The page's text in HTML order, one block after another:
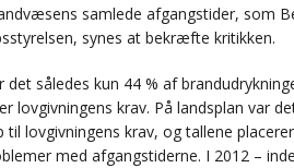
samlede afgangstider, som
synes at bekræfte kritikken.
således kun 44 % af
lovgivningens krav. På landsplan var
til lovgivningens krav, og tallene
med afgangstiderne. I 2012 –